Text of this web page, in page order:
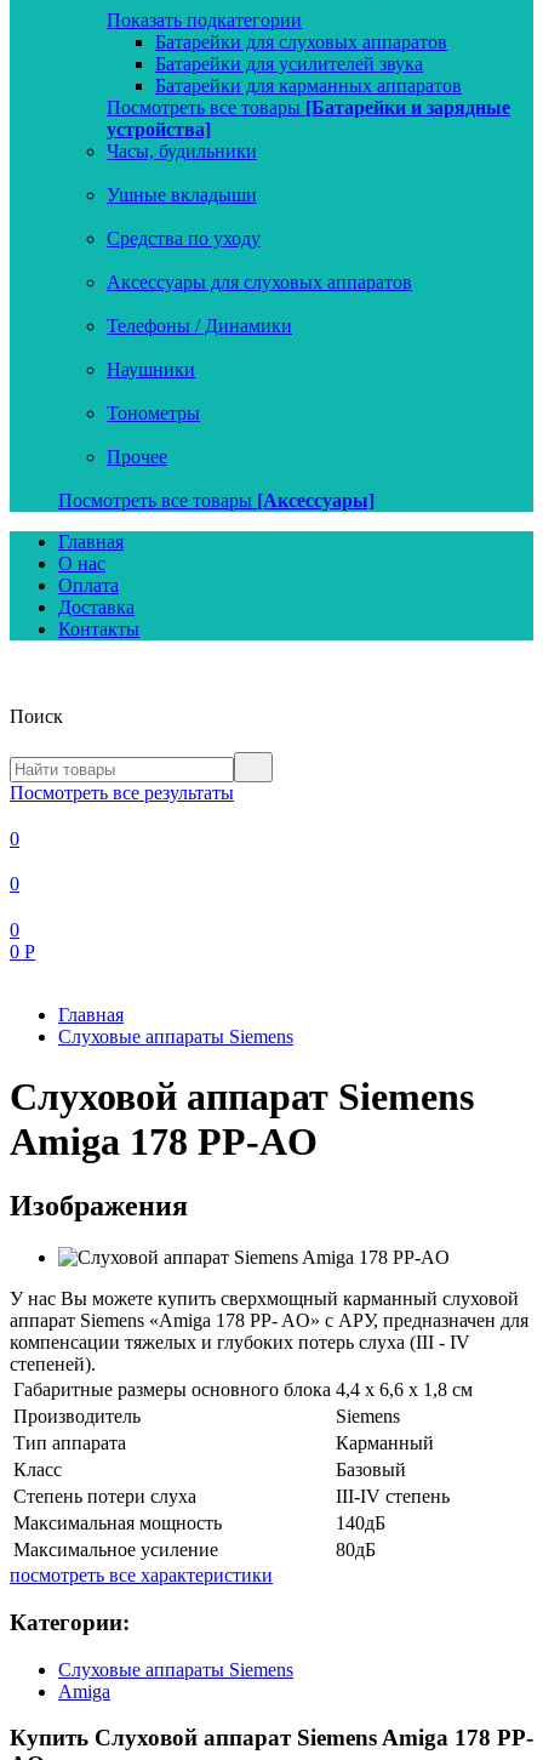
Показать подкатегории
Батарейки для слуховых аппаратов
Батарейки для усилителей звука
Батарейки для карманных аппаратов
Посмотреть все товары [Батарейки и зарядные
устройства]
Часы, будильники
Ушные вкладыши
Средства по уходу
Аксессуары для слуховых аппаратов
Телефоны / Динамики
Наушники
Тонометры
Прочее
Посмотреть все товары [Аксессуары]
Главная
О нас
Оплата
Доставка
Контакты
Поиск
Посмотреть все результаты
0
0
0
0 Р
Главная
Слуховые аппараты Siemens
Слуховой аппарат Siemens
Amiga 178 PP-AO
Изображения
​У нас Вы можете купить сверхмощный карманный слуховой
аппарат Siemens «Amiga 178 PP- AO» с АРУ, предназначен для
компенсации тяжелых и глубоких потерь слуха (III - IV
степеней).
Габаритные размеры основного блока 4,4 х 6,6 х 1,8 см
Производитель
Siemens
Тип аппарата
Карманный
Класс
Базовый
Степень потери слуха
III-IV степень
Максимальная мощность
140дБ
Максимальное усиление
80дБ
посмотреть все характеристики
Категории:
Слуховые аппараты Siemens
Amiga
Купить Слуховой аппарат Siemens Amiga 178 PP-